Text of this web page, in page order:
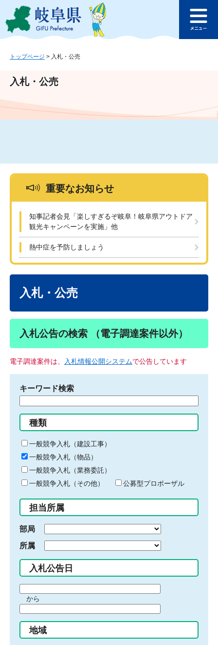
ジ
ュ
文
このページの本文へ
ュ
トップページ > 入札・公売
入札・公売
重要なお知らせ
知事記者会見「楽しすぎるぞ岐阜！岐阜県アウトドア
観光キャンペーンを実施」他
熱中症を予防しましょう
入札・公売
入札公告の検索 （電子調達案件以外）
電子調達案件は、 入札情報公開システムで公告しています
キーワード検索
る
キ
ー
ワ
ー
ド
入
力
種類
一般競争入札（建設工事）
一般競争入札（物品）
一般競争入札（業務委託）
一般競争入札（その他）
公募型プロポーザル
担当所属
部局
所属
入札公告日
間
始
り
から
間
終
地域